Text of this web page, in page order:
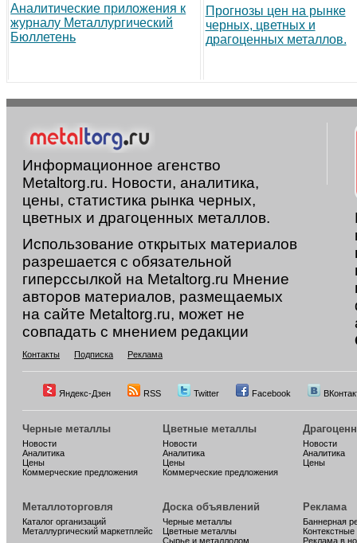
Аналитические приложения к
журналу Металлургический
Бюллетень
Прогнозы цен на рынке
черных, цветных и
драгоценных металлов.
Информационное агенство
Metaltorg.ru. Новости, аналитика,
цены, статистика рынка черных,
цветных и драгоценных металлов.
Использование открытых материалов
разрешается с обязательной
гиперссылкой на Metaltorg.ru Мнение
авторов материалов, размещаемых
на сайте Metaltorg.ru, может не
совпадать с мнением редакции
Контакты Подписка Реклама
Яндекс-Дзен RSS Twitter Facebook
Черные металлы
Новости
Аналитика
Цены
Коммерческие предложения
Цветные металлы
Новости
Аналитика
Цены
Коммерческие предложения
Новости
Аналитика
Цены
Металлоторговля
Каталог организаций
Металлургический маркетплейс
Доска объявлений
Черные металлы
Цветные металлы
Сырье и металлолом
Реклама
Баннерная
Реклама в